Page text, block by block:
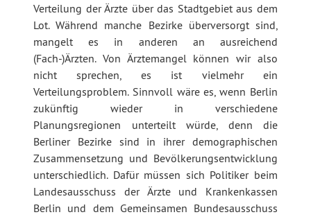
Verteilung der Ärzte über das Stadtgebiet aus dem
Lot. Während manche Bezirke überversorgt sind,
mangelt es in anderen an ausreichend
(Fach-)Ärzten. Von Ärztemangel können wir also
nicht sprechen, es ist vielmehr ein
Verteilungsproblem. Sinnvoll wäre es, wenn Berlin
zukünftig wieder in verschiedene
Planungsregionen unterteilt würde, denn die
Berliner Bezirke sind in ihrer demographischen
Zusammensetzung und Bevölkerungsentwicklung
unterschiedlich. Dafür müssen sich Politiker beim
Landesausschuss der Ärzte und Krankenkassen
Berlin und dem Gemeinsamen Bundesausschuss